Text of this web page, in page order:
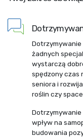
żadnych
wystarczą
spędzony czas
seniora i
roślin czy
wpływ na
budowania